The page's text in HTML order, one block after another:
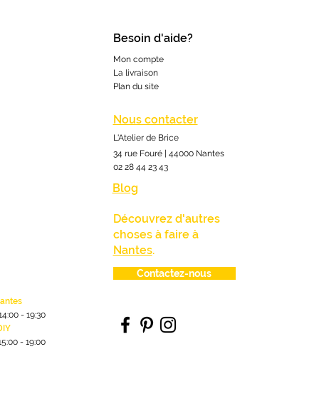
4:00- 19:30
- 19:00
Besoin d'aide?
Mon compte
La livraison
Plan du site
Nous contacter
L'Atelier de Brice
34 rue Fouré | 44000 Nantes
02 28 44 23 43
Blog
Découvrez d'autres
choses à faire à
Nantes.
Contactez-nous